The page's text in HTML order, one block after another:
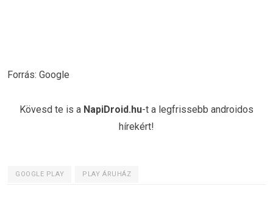
Forrás: Google
Kövesd te is a NapiDroid.hu-t a legfrissebb androidos
hírekért!
GOOGLE PLAY PLAY ÁRUHÁZ